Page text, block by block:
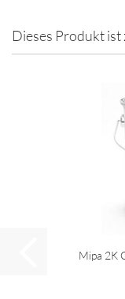
Dieses Produkt ist
Mipa 2K